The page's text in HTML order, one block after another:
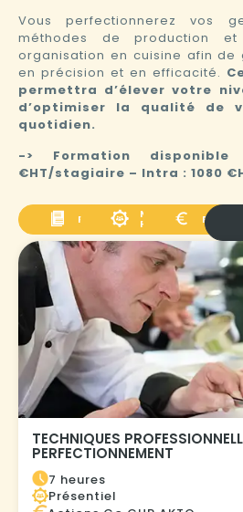
Vous perfectionnerez vos
méthodes de production et
organisation en cuisine afin de
en précision et en efficacité.
permettra d’élever votre
d’optimiser la qualité de
quotidien.
-> Formation
€HT/stagiaire – Intra : 1080
PROGRAMMEMODALITÉ
PÉDAGOGIQUE
TECHNIQUES
PERFECTIONNEMENT
7 heures
Présentiel